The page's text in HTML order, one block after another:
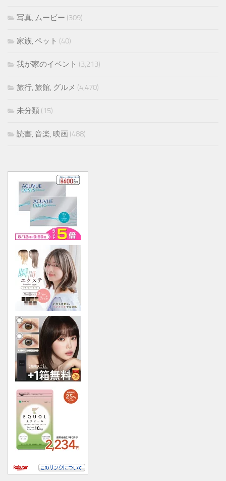
写真, ムービー (309)
家族, ペット (40)
我が家のイベント (3,213)
旅行, 旅館, グルメ (4,470)
未分類 (15)
読書, 音楽, 映画 (488)